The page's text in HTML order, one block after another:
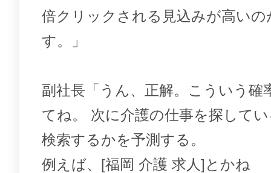
倍クリックされる見込みが高いの
す。」
副社長「うん、正解。こういう確
てね。 次に介護の仕事を探して
検索するかを予測する。
例えば、[福岡 介護 求人]とかね